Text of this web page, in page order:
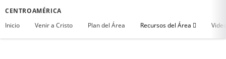
CENTROAMÉRICA
Inicio
Venir a Cristo Plan del Área Recursos del Área